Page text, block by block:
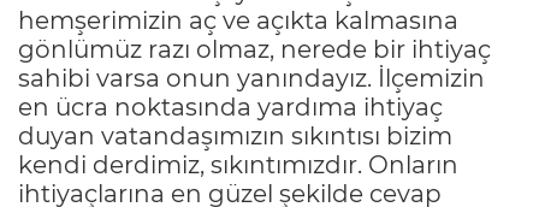
hemşerimizin aç ve açıkta kalmasına
gönlümüz razı olmaz, nerede bir ihtiyaç
sahibi varsa onun yanındayız. İlçemizin
en ücra noktasında yardıma ihtiyaç
duyan vatandaşımızın sıkıntısı bizim
kendi derdimiz, sıkıntımızdır. Onların
ihtiyaçlarına en güzel şekilde cevap